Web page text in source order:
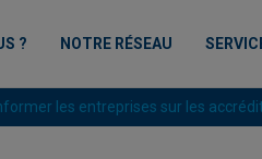
? NOTRE RÉSEAU
les entreprises sur les